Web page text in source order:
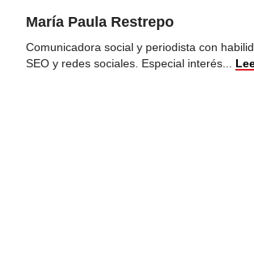
María Paula Restrepo
Comunicadora social y periodista con
SEO y redes sociales. Especial interés